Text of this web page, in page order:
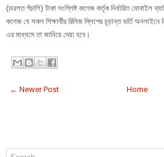
(চারশত পঁচাশি) টাকা সংশ্লিষ্ট কলেজ কর্তৃক নির্ধারিত মোবাইল
কলেজ যে সকল শিক্ষার্থীর রিলিজ স্লিপের চূড়ান্ত ভর্তি অনলাইনে
এর মাধ্যমে তা জানিয়ে দেয়া হবে।
← Newer Post Home